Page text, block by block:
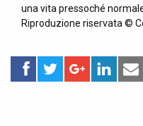
una vita pressoché
Riproduzione riservata ©